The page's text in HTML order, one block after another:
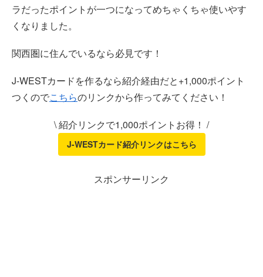
ラだったポイントが一つになってめちゃくちゃ使いやす
くなりました。
関西圏に住んでいるなら必見です！
J-WESTカードを作るなら紹介経由だと+1,000ポイント
つくのでこちらのリンクから作ってみてください！
\ 紹介リンクで1,000ポイントお得！ /
J-WESTカード紹介リンクはこちら
スポンサーリンク